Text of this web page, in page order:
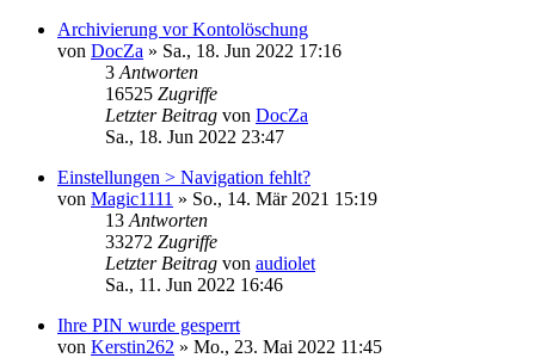
Archivierung vor Kontolöschung
von DocZa » Sa., 18. Jun 2022 17:16
3 Antworten
16525 Zugriffe
Letzter Beitrag von DocZa
Sa., 18. Jun 2022 23:47
Einstellungen > Navigation fehlt?
von Magic1111 » So., 14. Mär 2021 15:19
13 Antworten
33272 Zugriffe
Letzter Beitrag von audiolet
Sa., 11. Jun 2022 16:46
Ihre PIN wurde gesperrt
von Kerstin262 » Mo., 23. Mai 2022 11:45